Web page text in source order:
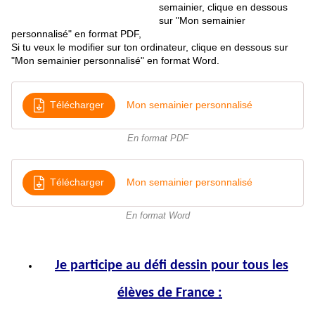
semainier, clique en dessous
sur "Mon semainier
personnalisé" en format PDF,
Si tu veux le modifier sur ton ordinateur, clique en dessous sur
"Mon semainier personnalisé" en format Word.
Télécharger Mon semainier personnalisé
En format PDF
Télécharger Mon semainier personnalisé
En format Word
Je participe au défi dessin pour tous les
élèves de France :